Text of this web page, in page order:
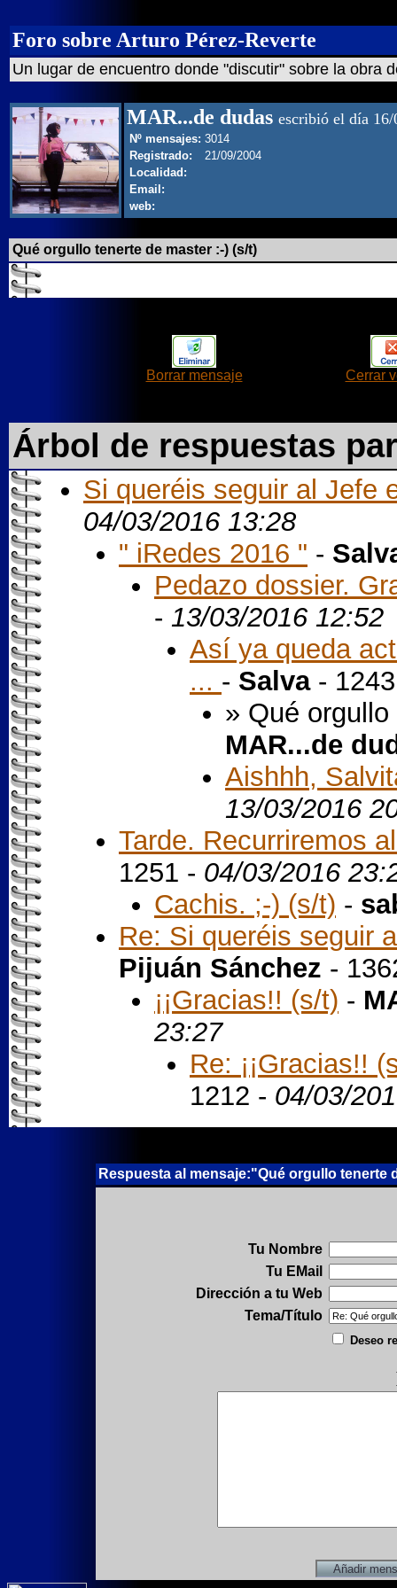
Foro sobre Arturo Pérez-Reverte
Un lugar de encuentro donde "discutir" sobre la obra
MAR...de dudas escribió el día
Nº mensajes: 3014
Registrado:
21/09/2004
Localidad:
Email:
web:
Qué orgullo tenerte de master :-) (s/t)
Borrar mensaje Cerrar
Árbol de respuestas
Si queréis seguir al Jefe
04/03/2016 13:28
" iRedes 2016 " -
Pedazo dossier.
- 13/03/2016 12:52
Así ya queda
... - Salva-
» Qué
MAR...de
Aishhh,
13/03/2016
Tarde. Recurriremos
1251 - 04/03/2016
Cachis. ;-) (s/t) -
Re: Si queréis seguir
Pijuán Sánchez -
¡¡Gracias!! (s/t) -
23:27
Re: ¡¡Gracias!!
1212 - 04/03/
Respuesta al mensaje:"Qué orgullo tenerte
Tu Nombre
Tu EMail
Dirección a tu Web
Tema/Título
Deseo